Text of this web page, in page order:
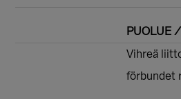
PUOLUE /
Vihreä
förbundet